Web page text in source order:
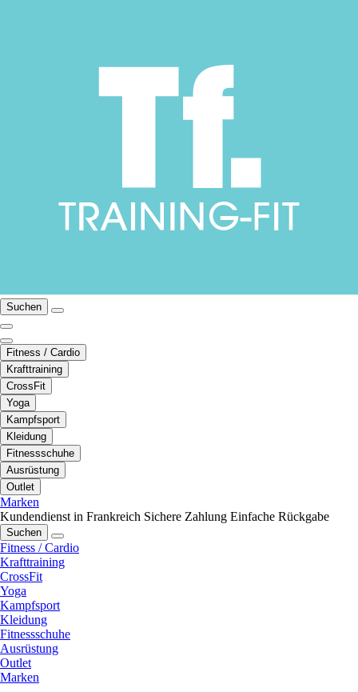
Suchen
Fitness / Cardio
Krafttraining
CrossFit
Yoga
Kampfsport
Kleidung
Fitnessschuhe
Ausrüstung
Outlet
Marken
Kundendienst in Frankreich Sichere Zahlung Einfache Rückgabe
Suchen
Fitness / Cardio
Krafttraining
CrossFit
Yoga
Kampfsport
Kleidung
Fitnessschuhe
Ausrüstung
Outlet
Marken